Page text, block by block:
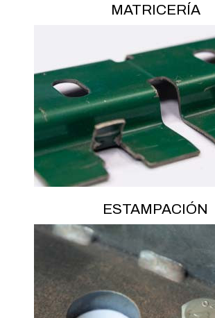
MATRICERÍA
ESTAMPACIÓN